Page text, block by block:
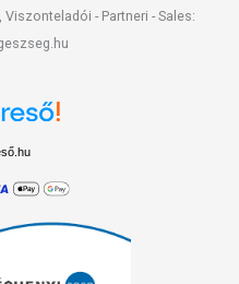
- Partneri - Sales: